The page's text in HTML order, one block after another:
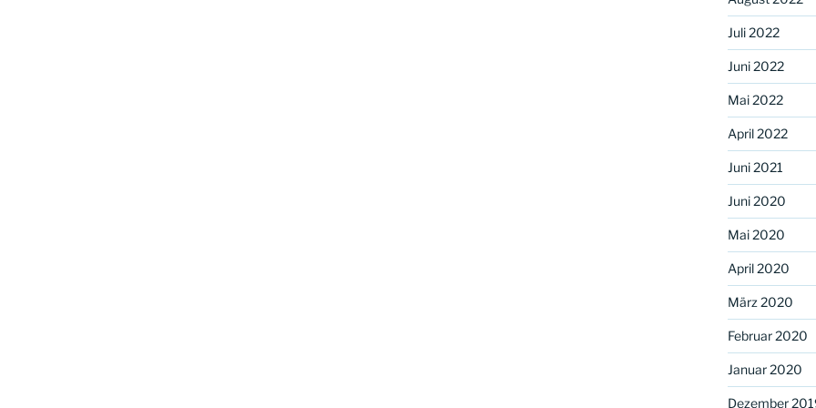
Juli 2022
Juni 2022
Mai 2022
April 2022
Juni 2021
Juni 2020
Mai 2020
April 2020
März 2020
Februar 2020
Januar 2020
Dezember